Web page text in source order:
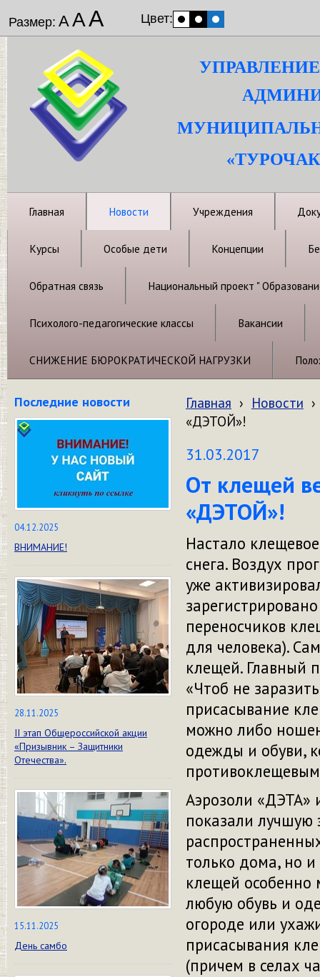
Размер: ААА Цвет:
Главная Новости Учреждения
Курсы Особые дети Концепции
Обратная связь Национальный проект "
Психолого-педагогические классы Вакансии
СНИЖЕНИЕ БЮРОКРАТИЧЕСКОЙ НАГРУЗКИ
Последние новости
04.12.2025
ВНИМАНИЕ!
28.11.2025
II этап Общероссийской акции
«Призывник – Защитники
Отечества».
15.11.2025
День самбо
Главная › Новости ›
«ДЭТОЙ»!
31.03.2017
От клещей
«ДЭТОЙ»!
Настало
снега. Воздух
уже
переносчиков
для человека).
клещей. Главный
«Чтоб не
присасывание
можно либо
одежды и обуви,
Аэрозоли «ДЭТА»
показали лучшую
только дома, но
клещей особенно
любую обувь и
огороде или
присасывания
(причем в селах